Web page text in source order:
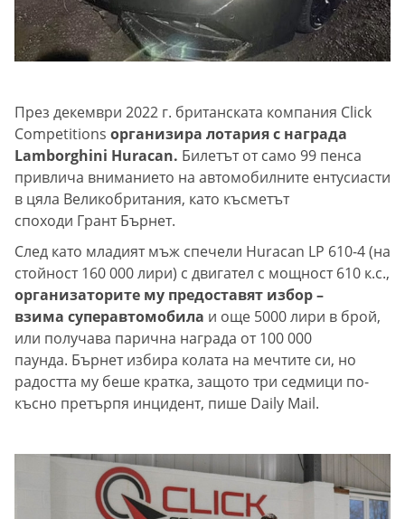
През декември 2022 г. британската компания Click
Competitions организира лотария с награда
Lamborghini Huracan. Билетът от само 99 пенса
привлича вниманието на автомобилните ентусиасти
в цяла Великобритания, като късметът
споходи Грант Бърнет.
След като младият мъж спечели Huracan LP 610-4 (на
стойност 160 000 лири) с двигател с мощност 610 к.с.,
организаторите му предоставят избор –
взима суперавтомобила и още 5000 лири в брой,
или получава парична награда от 100 000
паунда. Бърнет избира колата на мечтите си, но
радостта му беше кратка, защото три седмици по-
късно претърпя инцидент, пише Daily Mail.